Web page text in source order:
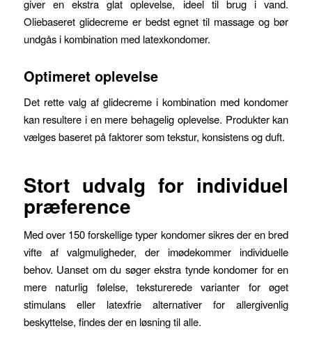
giver en ekstra glat oplevelse, ideel til brug i vand.
Oliebaseret glidecreme er bedst egnet til massage og bør
undgås i kombination med latexkondomer.
Optimeret oplevelse
Det rette valg af glidecreme i kombination med kondomer
kan resultere i en mere behagelig oplevelse. Produkter kan
vælges baseret på faktorer som tekstur, konsistens og duft.
Stort udvalg for individuel
præference
Med over 150 forskellige typer kondomer sikres der en bred
vifte af valgmuligheder, der imødekommer individuelle
behov. Uanset om du søger ekstra tynde kondomer for en
mere naturlig følelse, teksturerede varianter for øget
stimulans eller latexfrie alternativer for allergivenlig
beskyttelse, findes der en løsning til alle.